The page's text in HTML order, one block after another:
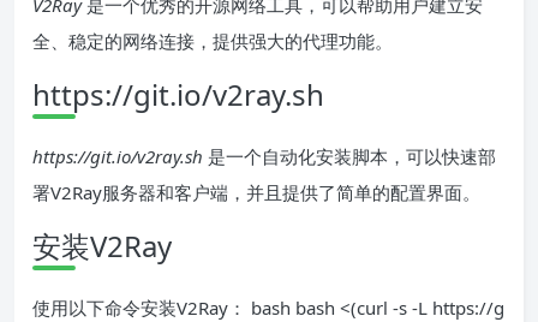
V2Ray是一个优秀的开源网络工具，可以帮助用户建立安
全、稳定的网络连接，提供强大的代理功能。
https://git.io/v2ray.sh
https://git.io/v2ray.sh 是一个自动化安装脚本，可以快速部
署V2Ray服务器和客户端，并且提供了简单的配置界面。
安装V2Ray
使用以下命令安装V2Ray： bash bash <(curl -s -L https://g